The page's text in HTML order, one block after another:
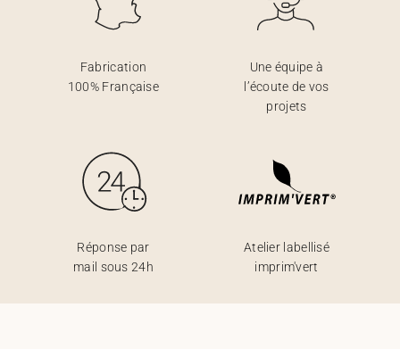
Fabrication
100% Française
Une équipe à
l’écoute de vos
projets
Réponse par
mail sous 24h
Atelier labellisé
imprim'vert